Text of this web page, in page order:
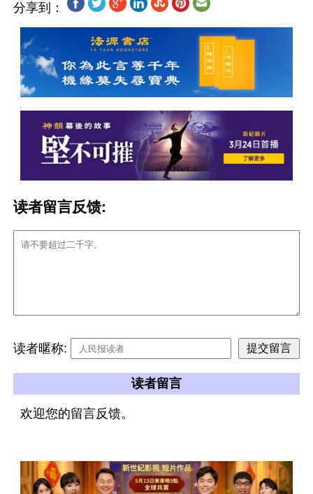
分享到：
读者留言反馈:
读者暱称:
读者留言
欢迎您的留言反馈。